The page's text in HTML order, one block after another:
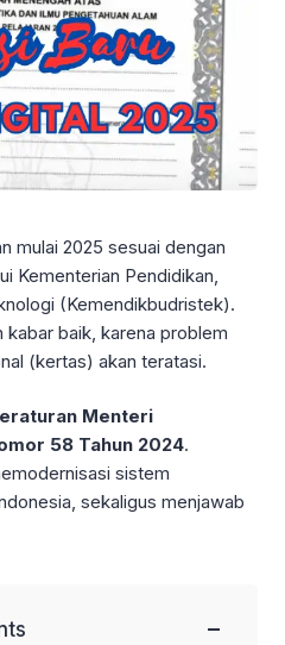
mulai 2025 sesuai dengan
Kementerian Pendidikan,
(Kemendikbudristek).
kabar baik, karena problem
(kertas) akan teratasi.
Menteri
58 Tahun 2024.
sistem
sekaligus menjawab
−